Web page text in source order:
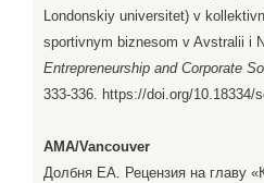
Londonskiy universitet) v
sportivnym biznesom v Avstralii i
Entrepreneurship and Corporate
333-336. https://doi.org/10.18334/
AMA/Vancouver
Долбня ЕА. Рецензия на главу